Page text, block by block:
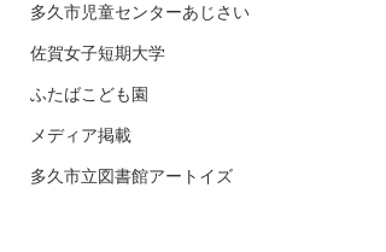
多久市児童センターあじさい
佐賀女子短期大学
ふたばこども園
メディア掲載
多久市立図書館アートイズ